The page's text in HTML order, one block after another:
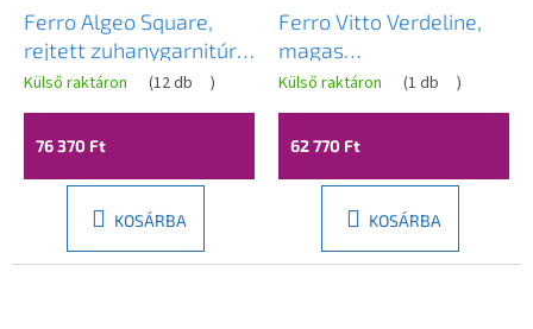
Ferro Algeo Square,
rejtett zuhanygarnitúra
esőfejjel 20x20 cm,
fényes króm, BAQ7P-
SET1-S
Külső raktáron (12 db )
76 370 Ft
KOSÁRBA
Ferro Vitto Verdeline,
magas
mosdócsaptelep, arany
fényes, BVI2LVLG
Külső raktáron (1 db )
62 770 Ft
KOSÁRBA